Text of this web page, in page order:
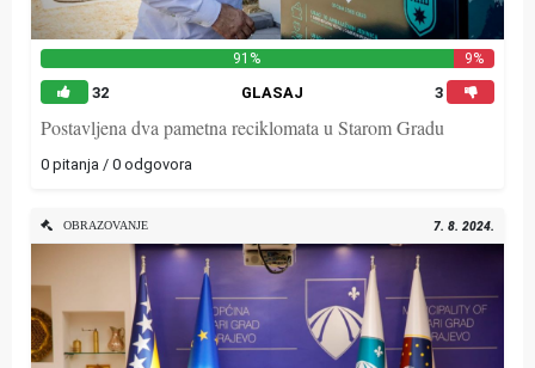
91% 9%
32 GLASAJ 3
Postavljena dva pametna reciklomata u Starom Gradu
0 pitanja / 0 odgovora
OBRAZOVANJE 7. 8. 2024.